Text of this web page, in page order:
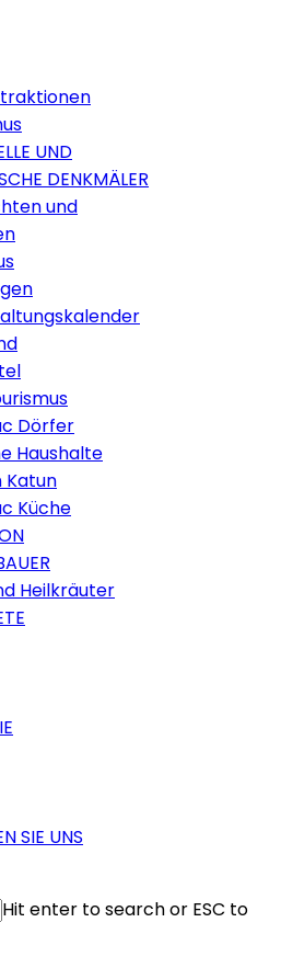
UND
DENKMÄLER
und
Dörfer
Haushalte
Katun
Küche
Heilkräuter
SIE UNS
Hit enter to search or ESC to